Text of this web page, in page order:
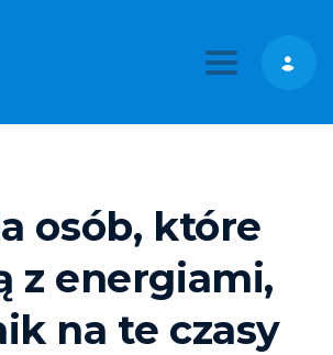
Toggle
osób, które
z energiami,
na te czasy